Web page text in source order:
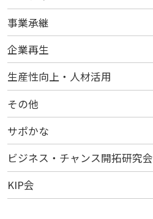
事業承継
企業再生
生産性向上・人材活用
その他
サポかな
ビジネス・チャンス開拓研究会
KIP会